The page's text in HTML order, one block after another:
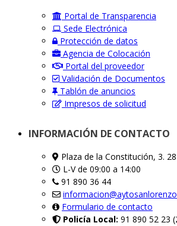
Portal de Transparencia
Sede Electrónica
Protección de datos
Agencia de Colocación
Portal del proveedor
Validación de Documentos
Tablón de anuncios
Impresos de solicitud
INFORMACIÓN DE CONTACTO
Plaza de la Constitución, 3.
L-V de 09:00 a 14:00
91 890 36 44
Formulario de contacto
Policía Local: 91 890 52 23